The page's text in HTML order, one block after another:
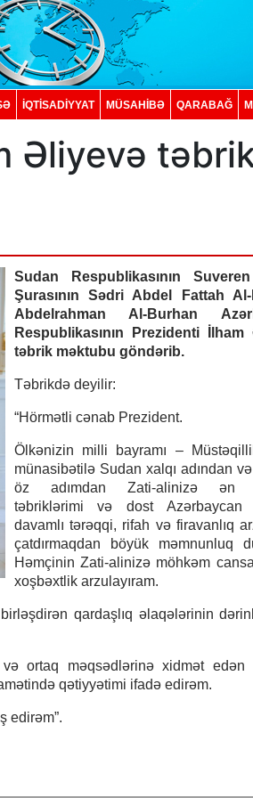
İQTISADIYYAT MÜSAHİBƏ QARABAĞ
Əliyevə
Sudan Respublikasının
Şurasının Sədri Abdel Fattah
Abdelrahman Al-Burhan
Respublikasının Prezidenti
təbrik məktubu göndərib.
Təbrikdə deyilir:
“Hörmətli cənab Prezident.
Ölkənizin milli bayramı –
münasibətilə Sudan xalqı adından
öz adımdan Zati-alinizə ən
təbriklərimi və dost Azərbaycan
davamlı tərəqqi, rifah və firavanlıq
çatdırmaqdan böyük məmnunluq
Həmçinin Zati-alinizə möhkəm
xoşbəxtlik arzulayıram.
qardaşlıq əlaqələrinin
və ortaq məqsədlərinə xidmət edən
qətiyyətimi ifadə edirəm.
edirəm”.